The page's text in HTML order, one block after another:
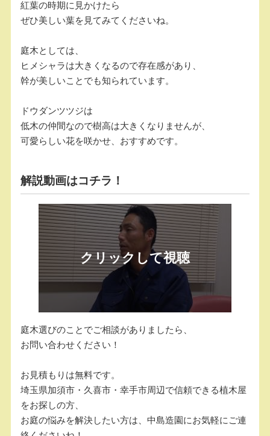
紅葉の時期に見かけたら
ぜひ美しい葉を見てみてくださいね。
庭木としては、
ヒメシャラは大きくなるので存在感があり、
幹が美しいことでも知られています。
ドウダンツツジは
低木の仲間なので樹高は大きくなりませんが、
可愛らしい花を咲かせ、おすすめです。
解説動画はコチラ！
庭木選びのことでご相談がありましたら、
お問い合わせください！
お見積もりは無料です。
埼玉県加須市・久喜市・幸手市周辺で信頼できる植木屋
をお探しの方、
お庭の悩みを解決したい方は、中島造園にお気軽にご連